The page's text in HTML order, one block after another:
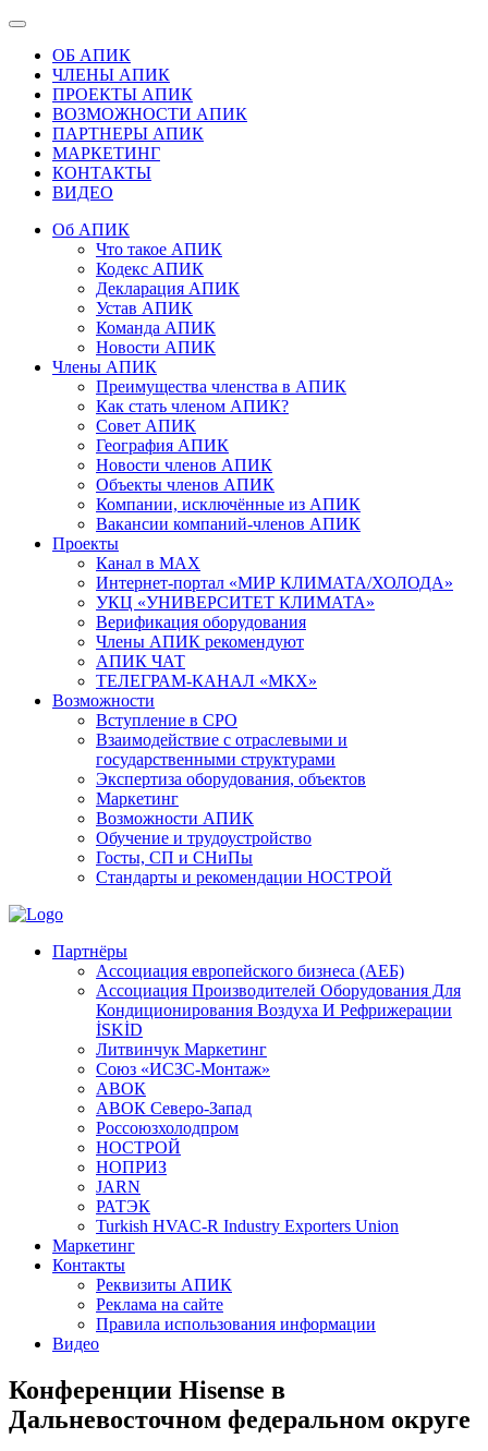
ОБ АПИК
ЧЛЕНЫ АПИК
ПРОЕКТЫ АПИК
ВОЗМОЖНОСТИ АПИК
ПАРТНЕРЫ АПИК
МАРКЕТИНГ
КОНТАКТЫ
ВИДЕО
Об АПИК
Что такое АПИК
Кодекс АПИК
Декларация АПИК
Устав АПИК
Команда АПИК
Новости АПИК
Члены АПИК
Преимущества членства в АПИК
Как стать членом АПИК?
Совет АПИК
География АПИК
Новости членов АПИК
Объекты членов АПИК
Компании, исключённые из АПИК
Вакансии компаний-членов АПИК
Проекты
Канал в MAX
Интернет-портал «МИР КЛИМАТА/ХОЛОДА»
УКЦ «УНИВЕРСИТЕТ КЛИМАТА»
Верификация оборудования
Члены АПИК рекомендуют
АПИК ЧАТ
ТЕЛЕГРАМ-КАНАЛ «МКХ»
Возможности
Вступление в СРО
Взаимодействие с отраслевыми и
государственными структурами
Экспертиза оборудования, объектов
Маркетинг
Возможности АПИК
Обучение и трудоустройство
Госты, СП и СНиПы
Стандарты и рекомендации НОСТРОЙ
Партнёры
Ассоциация европейского бизнеса (АЕБ)
Aссоциация Производителей Оборудования Для
Кондиционирования Воздуха И Рефрижерации
İSKİD
Литвинчук Маркетинг
Союз «ИСЗС-Монтаж»
АВОК
АВОК Северо-Запад
Россоюзхолодпром
НОСТРОЙ
НОПРИЗ
JARN
РАТЭК
Turkish HVAC-R Industry Exporters Union
Маркетинг
Контакты
Реквизиты АПИК
Реклама на сайте
Правила использования информации
Видео
Конференции Hisense в
Дальневосточном федеральном округе